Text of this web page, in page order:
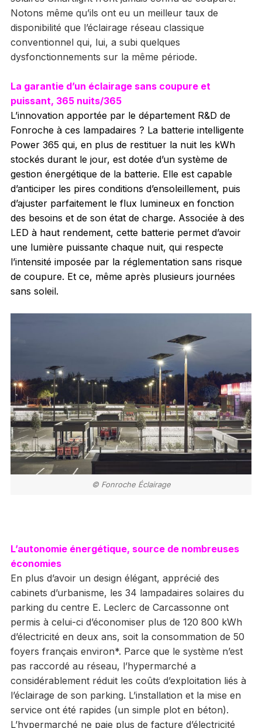
Notons même qu’ils ont eu un meilleur taux de
disponibilité que l’éclairage réseau classique
conventionnel qui, lui, a subi quelques
dysfonctionnements sur la même période.
La garantie d’un éclairage sans coupure et
puissant, 365 nuits/365
L’innovation apportée par le département R&D de
Fonroche à ces lampadaires ? La batterie intelligente
Power 365 qui, en plus de restituer la nuit les kWh
stockés durant le jour, est dotée d’un système de
gestion énergétique de la batterie. Elle est capable
d’anticiper les pires conditions d’ensoleillement, puis
d’ajuster parfaitement le flux lumineux en fonction
des besoins et de son état de charge. Associée à des
LED à haut rendement, cette batterie permet d’avoir
une lumière puissante chaque nuit, qui respecte
l’intensité imposée par la réglementation sans risque
de coupure. Et ce, même après plusieurs journées
sans soleil.
© Fonroche Éclairage
L’autonomie énergétique, source de nombreuses
économies
En plus d’avoir un design élégant, apprécié des
cabinets d’urbanisme, les 34 lampadaires solaires du
parking du centre E. Leclerc de Carcassonne ont
permis à celui-ci d’économiser plus de 120 800 kWh
d’électricité en deux ans, soit la consommation de 50
foyers français environ*. Parce que le système n’est
pas raccordé au réseau, l’hypermarché a
considérablement réduit les coûts d’exploitation liés à
l’éclairage de son parking. L’installation et la mise en
service ont été rapides (un simple plot en béton).
L’hypermarché ne paie plus de facture d’électricité